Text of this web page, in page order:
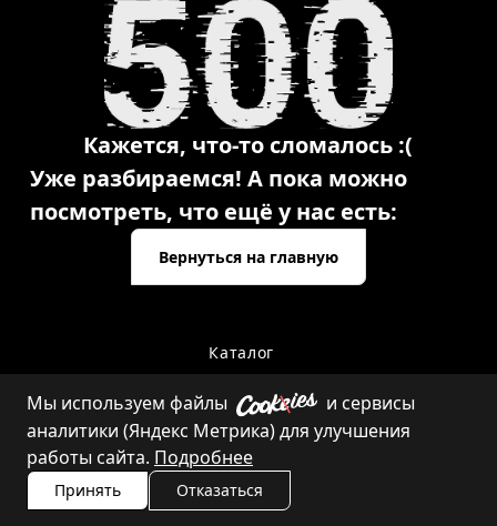
Кажется, что-то сломалось :(
Уже разбираемся! А пока можно
посмотреть, что ещё у нас есть:
Вернуться на главную
Каталог
Контакты
Мы используем файлы
и сервисы
аналитики (Яндекс Метрика) для улучшения
работы сайта. Подробнее
Принять Отказаться